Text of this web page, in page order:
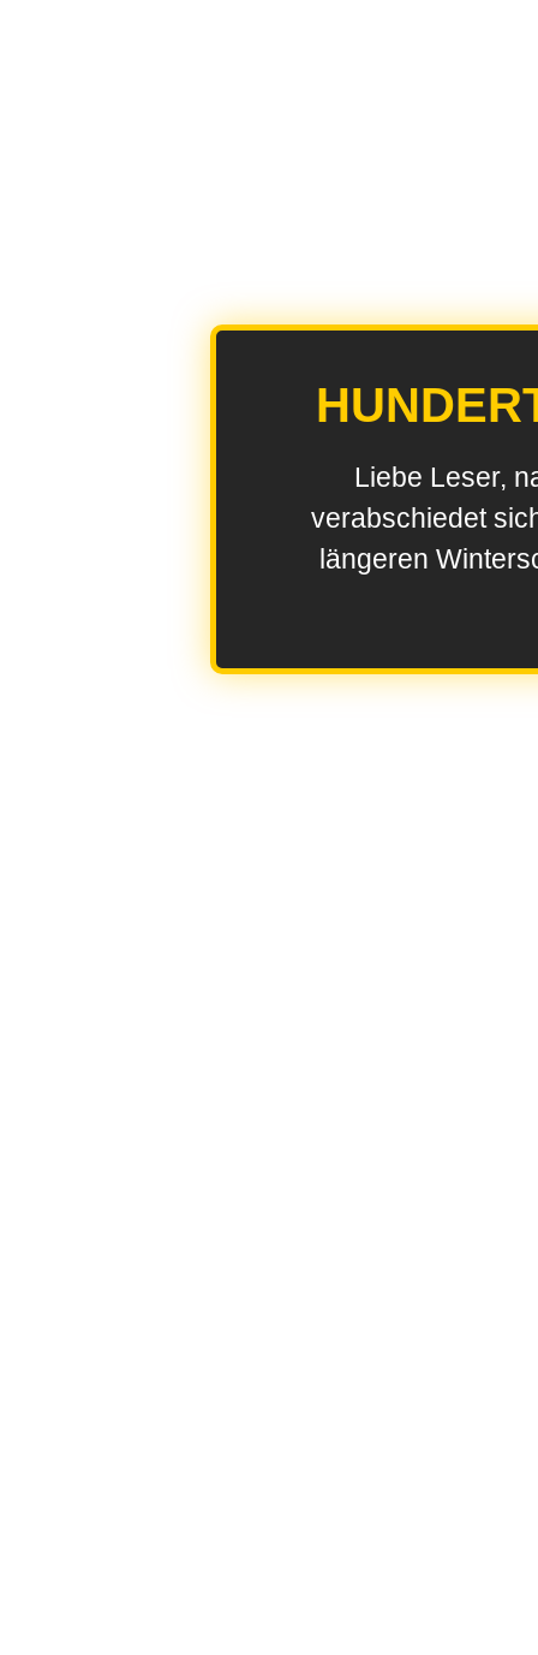
Liebe Leser,
verabschiedet
längeren